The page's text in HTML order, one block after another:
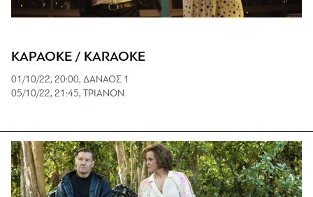
ΚΑΡΑΟΚΕ / KARAOKE
01/10/22, 20:00, ΔΑΝΑΟΣ 1
05/10/22, 21:45, ΤΡΙΑΝΟΝ